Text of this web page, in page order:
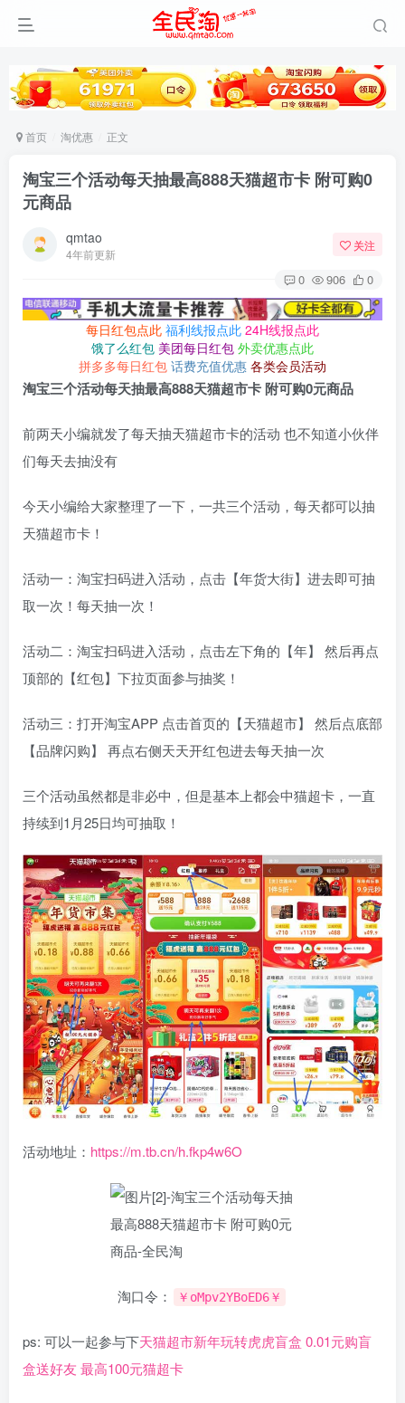
首页 淘优惠 正文
淘宝三个活动每天抽最高888天猫超市卡 附可购0
元商品
qmtao
4年前更新
关注
0 906 0
每日红包点此 福利线报点此 24H线报点此
饿了么红包 美团每日红包 外卖优惠点此
拼多多每日红包 话费充值优惠 各类会员活动
淘宝三个活动每天抽最高888天猫超市卡 附可购0元商品
前两天小编就发了每天抽天猫超市卡的活动 也不知道小伙伴
们每天去抽没有
今天小编给大家整理了一下，一共三个活动，每天都可以抽
天猫超市卡！
活动一：淘宝扫码进入活动，点击【年货大街】进去即可抽
取一次！每天抽一次！
活动二：淘宝扫码进入活动，点击左下角的【年】 然后再点
顶部的【红包】下拉页面参与抽奖！
活动三：打开淘宝APP 点击首页的【天猫超市】 然后点底部
【品牌闪购】 再点右侧天天开红包进去每天抽一次
三个活动虽然都是非必中，但是基本上都会中猫超卡，一直
持续到1月25日均可抽取！
活动地址： https://m.tb.cn/h.fkp4w6O
淘口令： ￥oMpv2YBoED6￥
ps: 可以一起参与下天猫超市新年玩转虎虎盲盒 0.01元购盲
盒送好友 最高100元猫超卡